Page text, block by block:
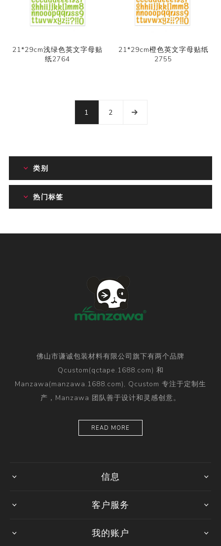
21*29cm浅绿色英文字母贴
纸2764
21*29cm橙色英文字母贴纸
2755
1 2
类别
热门标签
佛山市谦诚包装材料有限公司旗下有两个品牌
Qcustom(qctape.1688.com) 和
Manzawa(manzawa.1688.com), Qcustom 专注于定制生
产，Manzawa 团队善于设计和灵感创意。
READ MORE
信息
客户服务
我的账户